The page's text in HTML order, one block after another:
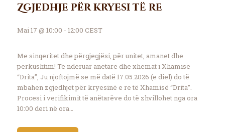
Zgjedhje për kryesi të re
Mai 17 @ 10:00 - 12:00 CEST
Me sinqeritet dhe përgjegjësi, për unitet, amanet dhe
përkushtim! Të nderuar anëtarë dhe xhemat i Xhamisë
“Drita”, Ju njoftojmë se më datë 17.05.2026 (e diel) do të
mbahen zgjedhjet për kryesinë e re të Xhamisë “Drita”.
Procesi i verifikimit të anëtarëve do të zhvillohet nga ora
10:00 deri në ora…